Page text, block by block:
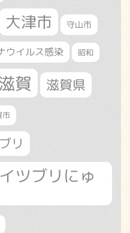
大津市 守山市
ウイルス感染 昭和
賀 滋賀県
市
リ
ツブリにゅ